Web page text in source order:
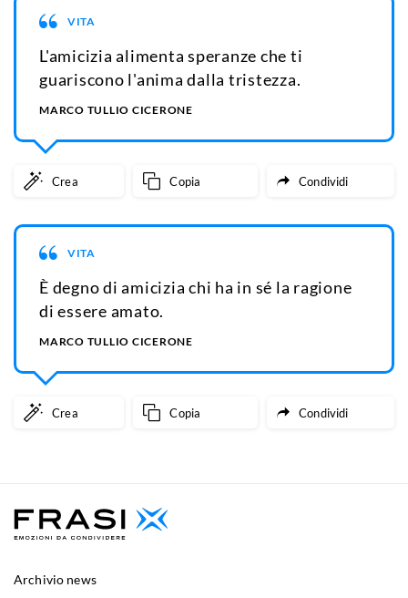
VITA
L'amicizia alimenta speranze che ti
guariscono l'anima dalla tristezza.
MARCO TULLIO CICERONE
Crea Copia Condividi
VITA
È degno di amicizia chi ha in sé la ragione
di essere amato.
MARCO TULLIO CICERONE
Crea Copia Condividi
Archivio news